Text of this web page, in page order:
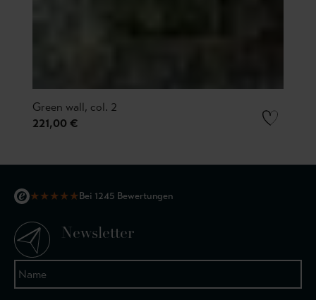
Green wall, col. 2
221,00 €
★★★★★Bei 1245 Bewertungen
Newsletter